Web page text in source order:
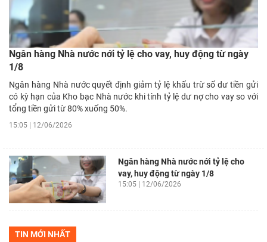
Ngân hàng Nhà nước nới tỷ lệ cho vay, huy động từ ngày
1/8
Ngân hàng Nhà nước quyết định giảm tỷ lệ khấu trừ số dư tiền gửi
có kỳ hạn của Kho bạc Nhà nước khi tính tỷ lệ dư nợ cho vay so với
tổng tiền gửi từ 80% xuống 50%.
15:05 | 12/06/2026
Ngân hàng Nhà nước nới tỷ lệ cho
vay, huy động từ ngày 1/8
15:05 | 12/06/2026
TIN MỚI NHẤT